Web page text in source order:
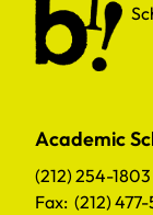
Academic
(212) 254-1803
Fax: (212)